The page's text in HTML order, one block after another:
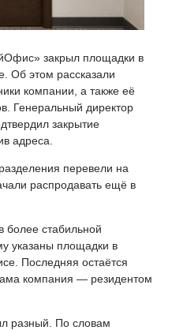
закрыл площадки в
Об этом рассказали
компании, а также её
Генеральный директор
закрытие
адреса.
перевели на
распродавать ещё в
более стабильной
указаны площадки в
Последняя остаётся
компания — резидентом
разный. По словам